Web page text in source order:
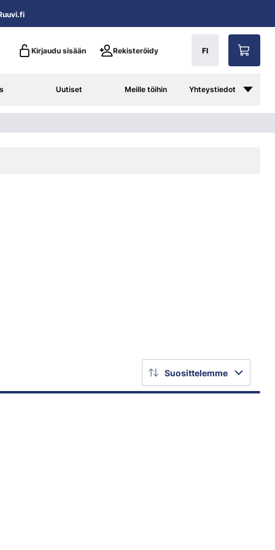
Kirjaudu sisään Rekisteröidy FI
Uutiset Meille töihin Yhteystiedot
Suosittelemme